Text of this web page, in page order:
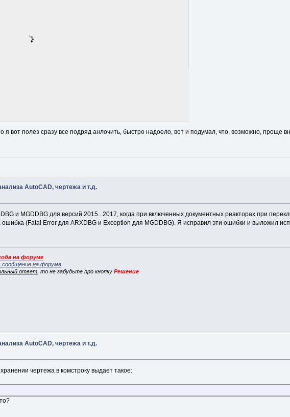
я вот полез сразу все подряд анлочить, быстро надоело, вот и подумал, что, возможно, проще
AutoCAD, чертежа и т.д.
и MGDDBG для версий 2015...2017, когда при включенных документных реакторах при
ошибка (Fatal Error для ARXDBG и Exception для MGDDBG). Я исправил эти ошибки и выложил
на форуме
сообщение на форуме
ответ , то не забудьте про кнопкуРешение
AutoCAD, чертежа и т.д.
чертежа в комстроку выдает такое: